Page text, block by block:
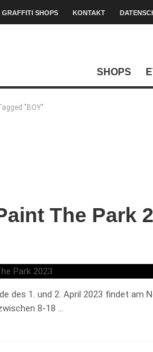
GRAFFITI SHOPS KONTAKT
SHOPS
"BOY"
The Park
des 1. und 2. April 2023 findet am
8-18 …